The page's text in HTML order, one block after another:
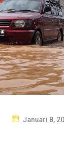
Januari 8,